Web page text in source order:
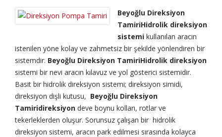
için
Beyoğlu Direksiyon
TamiriHidrolik direksiyon
sistemi kullanılan aracın
istenilen yöne kolay ve zahmetsiz bir şekilde yönlendiren bir
sistemdir. Beyoğlu Direksiyon TamiriHidrolik direksiyon
sistemi bir nevi aracın kılavuz ve yol gösterici sistemidir.
Basit bir hidrolik direksiyon sistemi; direksiyon simidi,
direksiyon dişli kutusu, Beyoğlu Direksiyon
Tamiridireksiyon deve boynu kolları, rotlar ve
tekerleklerden oluşur. Sorunsuz çalışan bir hidrolik
direksiyon sistemi, aracın park edilmesi sırasında kolayca